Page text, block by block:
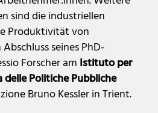
sind die industriellen
Produktivität von
seines PhD-
Forscher am Istituto per
delle Politiche Pubbliche
Bruno Kessler in Trient.